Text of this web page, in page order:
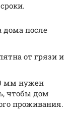
дома после
от грязи и
мм нужен
чтобы дом
проживания.